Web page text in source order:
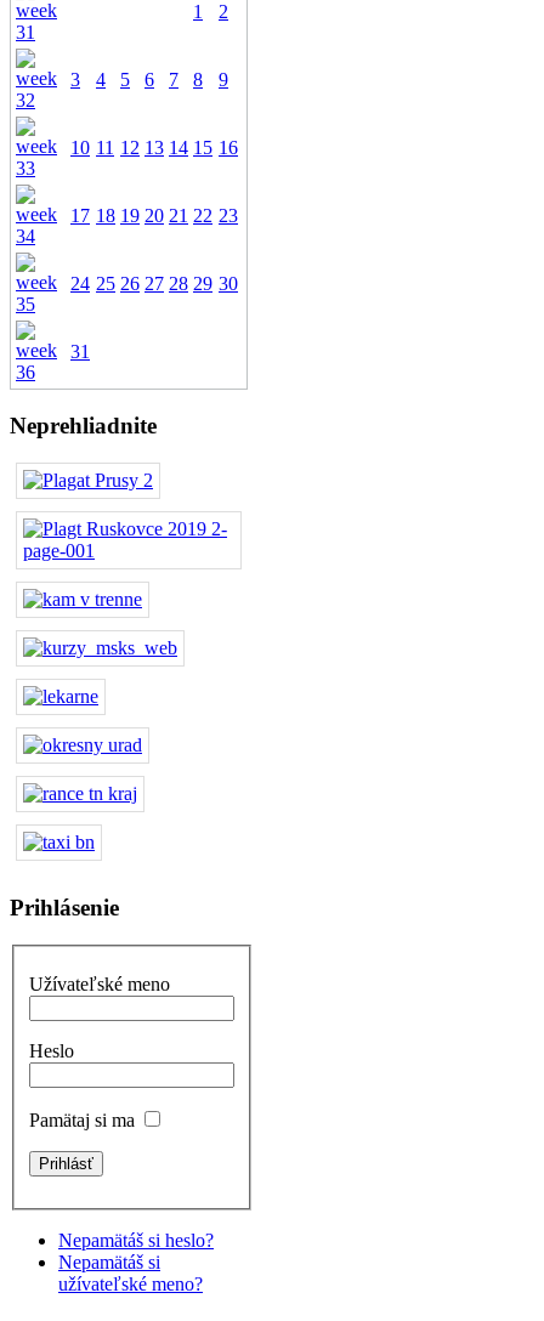
1 2
3 4 5 6 7 8 9
10 11 12 13 14 15 16
17 18 19 20 21 22 23
24 25 26 27 28 29 30
31
Neprehliadnite
Prihlásenie
Užívateľské meno
Heslo
Pamätaj si ma
Nepamätáš si heslo?
Nepamätáš si
užívateľské meno?